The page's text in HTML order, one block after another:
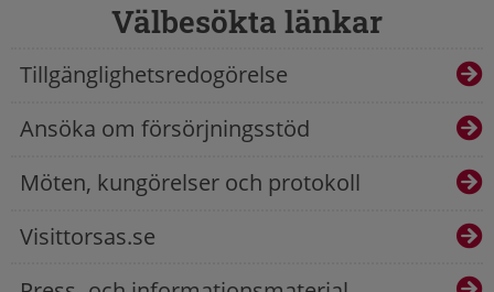
Välbesökta länkar
Tillgänglighetsredogörelse
Ansöka om försörjningsstöd
Möten, kungörelser och protokoll
Visittorsas.se